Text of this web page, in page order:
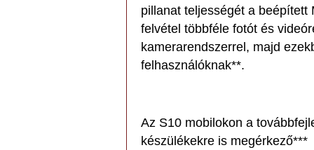
pillanat teljességét a beépített
felvétel többféle fotót és
kamerarendszerrel, majd
felhasználóknak**.
Az S10 mobilokon a
készülékekre is